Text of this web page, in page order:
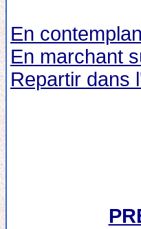
En
En marchant
Repartir dans